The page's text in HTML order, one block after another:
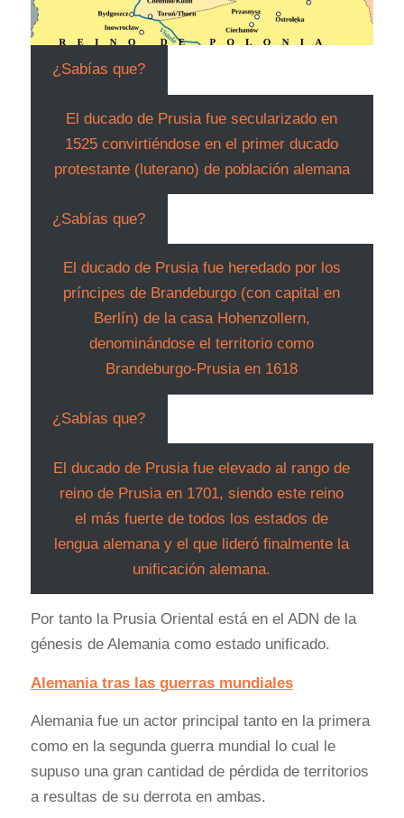
¿Sabías que?
El ducado de Prusia fue secularizado en
1525 convirtiéndose en el primer ducado
protestante (luterano) de población alemana
¿Sabías que?
El ducado de Prusia fue heredado por los
príncipes de Brandeburgo (con capital en
Berlín) de la casa Hohenzollern,
denominándose el territorio como
Brandeburgo-Prusia en 1618
¿Sabías que?
El ducado de Prusia fue elevado al rango de
reino de Prusia en 1701, siendo este reino
el más fuerte de todos los estados de
lengua alemana y el que lideró finalmente la
unificación alemana.
Por tanto la Prusia Oriental está en el ADN de la
génesis de Alemania como estado unificado.
Alemania tras las guerras mundiales
Alemania fue un actor principal tanto en la primera
como en la segunda guerra mundial lo cual le
supuso una gran cantidad de pérdida de territorios
a resultas de su derrota en ambas.